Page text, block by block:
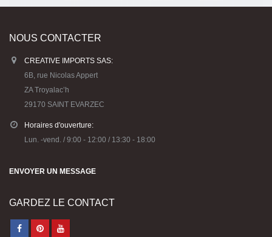
NOUS CONTACTER
CREATIVE IMPORTS SAS:
6B, rue Nicolas Appert
ZA Troyalac’h
29170 SAINT EVARZEC
Horaires d'ouverture:
Lun. -vend. / 9:00 - 12:00 / 13:30 - 18:00
ENVOYER UN MESSAGE
GARDEZ LE CONTACT